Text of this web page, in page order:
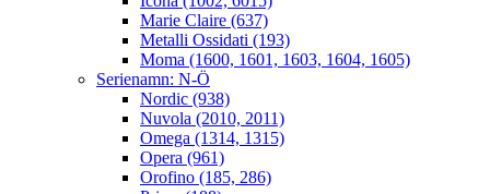
Marie Claire (637)
Metalli Ossidati (193)
Moma (1600, 1601, 1603, 1604, 1605)
Serienamn: N-Ö
Nordic (938)
Nuvola (2010, 2011)
Omega (1314, 1315)
Opera (961)
Orofino (185, 286)